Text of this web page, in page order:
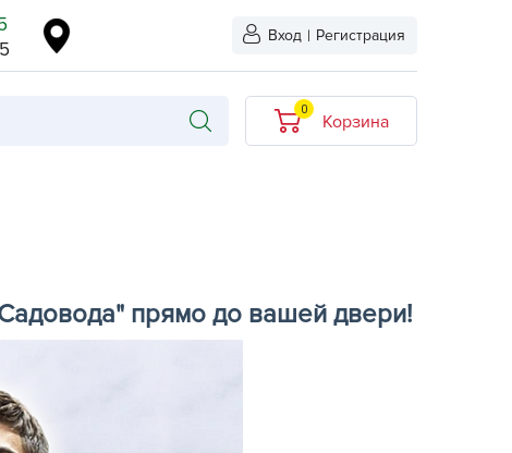
Вход | Регистрация
выбрано
ALT
Aquapulse
0
Корзина
прямо до вашей двери!